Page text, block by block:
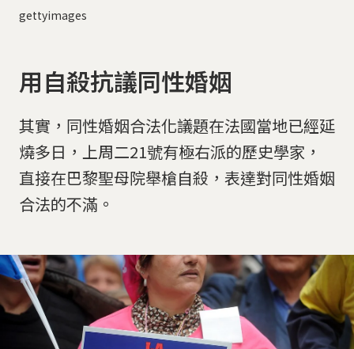
gettyimages
用自殺抗議同性婚姻
其實，同性婚姻合法化議題在法國當地已經延
燒多日，上周二21號有極右派的歷史學家，
直接在巴黎聖母院舉槍自殺，表達對同性婚姻
合法的不滿。